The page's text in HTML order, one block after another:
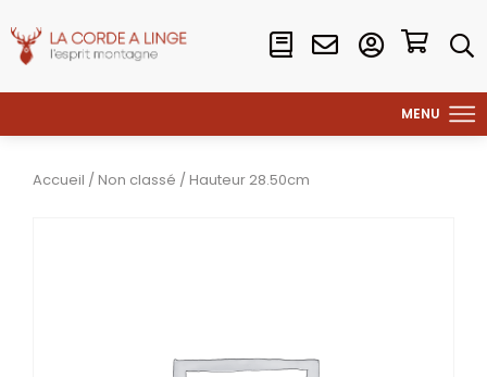
Accueil / Non classé / Hauteur 28.50cm